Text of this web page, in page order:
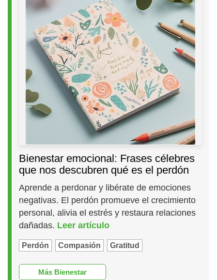
Bienestar emocional: Frases célebres
que nos descubren qué es el perdón
Aprende a perdonar y libérate de emociones
negativas. El perdón promueve el crecimiento
personal, alivia el estrés y restaura relaciones
dañadas. Leer artículo
Perdón Compasión Gratitud
Más Bienestar